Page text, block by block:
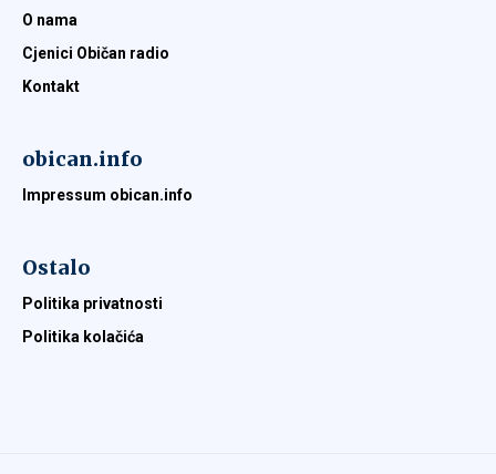
O nama
Cjenici Običan radio
Kontakt
obican.info
Impressum obican.info
Ostalo
Politika privatnosti
Politika kolačića